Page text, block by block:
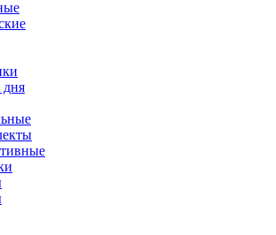
дня